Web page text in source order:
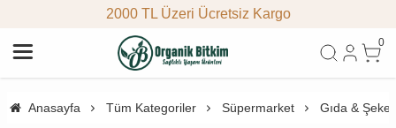
2000 TL Üzeri Ücretsiz Kargo
0
Anasayfa Tüm Kategoriler Süpermarket Gıda &